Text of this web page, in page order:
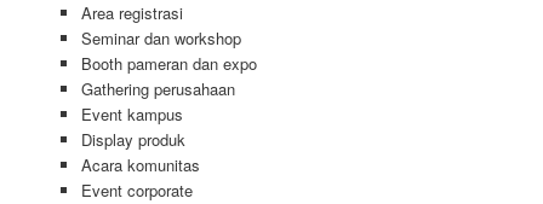
Area registrasi
Seminar dan workshop
Booth pameran dan expo
Gathering perusahaan
Event kampus
Display produk
Acara komunitas
Event corporate